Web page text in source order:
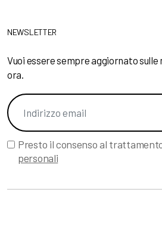
NEWSLETTER
Vuoi essere sempre aggiornato
ora.
Presto il consenso al
personali